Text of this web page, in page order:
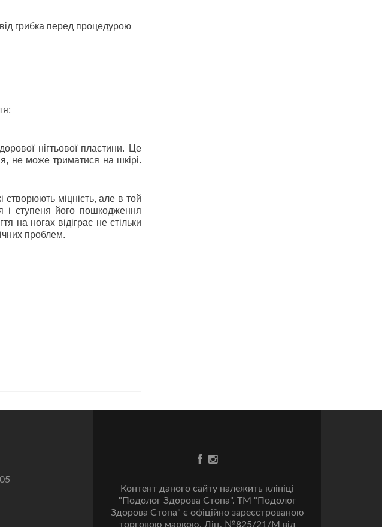
грибка перед процедурою
нігтьової пластини. Це
не може триматися на шкірі.
створюють міцність, але в той
і ступеня його пошкодження
на ногах відіграє не стільки
проблем.
Go Go
Контент даного сайту належить клініці
"Подолог Здорова Стопа". ТМ "Подолог
Здорова Стопа" є офіційно зареєстрованою
торговою маркою. Ліц. №825/21/M від